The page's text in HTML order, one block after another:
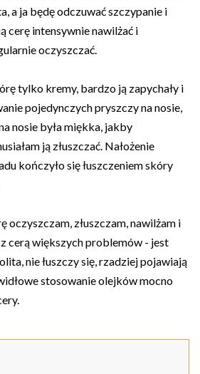
a ja będę odczuwać szczypanie i
cerę intensywnie nawilżać i
oczyszczać.
tylko kremy, bardzo ją zapychały i
pojedynczych pryszczy na nosie,
nosie była miękka, jakby
ją złuszczać. Nałożenie
kończyło się łuszczeniem skóry
oczyszczam, złuszczam, nawilżam i
z cerą większych problemów - jest
nie łuszczy się, rzadziej pojawiają
stosowanie olejków mocno